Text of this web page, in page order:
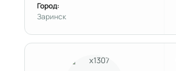
Город:
Заринск